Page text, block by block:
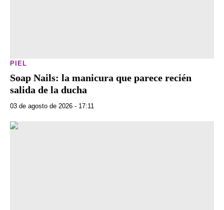
PIEL
Soap Nails: la manicura que parece recién
salida de la ducha
03 de agosto de 2026 - 17:11